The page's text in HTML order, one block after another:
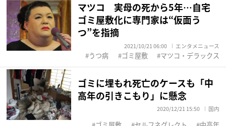
マツコ 実母の死から5年…自宅
ゴミ屋敷化に専門家は“仮面う
つ”を指摘
2021/10/21 06:00 エンタメニュース
うつ病 ゴミ屋敷 マツコ・デラックス
ゴミに埋もれ死亡のケースも「中
高年の引きこもり」に懸念
2020/12/21 15:50 国内